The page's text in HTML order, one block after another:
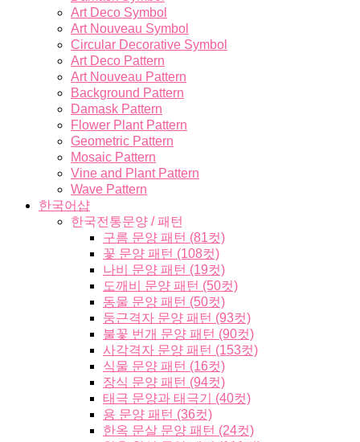
Art Deco Symbol
Art Nouveau Symbol
Circular Decorative Symbol
Art Deco Pattern
Art Nouveau Pattern
Background Pattern
Damask Pattern
Flower Plant Pattern
Geometric Pattern
Mosaic Pattern
Vine and Plant Pattern
Wave Pattern
한국어샵
한국전통문양 / 패턴
구름 문양 패턴 (81컷)
꽃 문양 패턴 (108컷)
나비 문양 패턴 (19컷)
도깨비 문양 패턴 (50컷)
동물 문양 패턴 (50컷)
둥근격자 문양 패턴 (93컷)
불꽃 번개 문양 패턴 (90컷)
사각격자 문양 패턴 (153컷)
식물 문양 패턴 (16컷)
장식 문양 패턴 (94컷)
태극 문양과 태극기 (40컷)
용 문양 패턴 (36컷)
한옥 문살 문양 패턴 (24컷)